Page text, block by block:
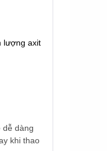
lượng axit
dễ dàng
khi thao